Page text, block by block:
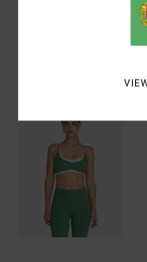
Envio& Devoluciones
Vistos